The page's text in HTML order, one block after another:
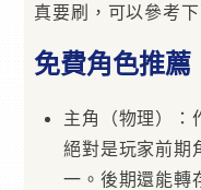
真要刷，可以參考
免費角色推薦
主角（物理）：
絕對是玩家前期
一。後期還能轉